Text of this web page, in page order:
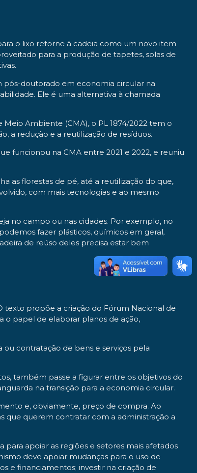
o lixo retorne à cadeia como um novo item
para a produção de tapetes, solas de
pós-doutorado em economia circular na
Ele é uma alternativa à chamada
Ambiente (CMA), o PL 1874/2022 tem o
a redução e a reutilização de resíduos.
funcionou na CMA entre 2021 e 2022, e reuniu
as florestas de pé, até a reutilização do que,
com mais tecnologias e ao mesmo
no campo ou nas cidades. Por exemplo, no
fazer plásticos, químicos em geral,
de reúso deles precisa estar bem
texto propõe a criação do Fórum Nacional de
o papel de elaborar planos de ação,
contratação de bens e serviços pela
também passe a figurar entre os objetivos do
na transição para a economia circular.
e, obviamente, preço de compra. Ao
que querem contratar com a administração a
apoiar as regiões e setores mais afetados
deve apoiar mudanças para o uso de
e financiamentos; investir na criação de